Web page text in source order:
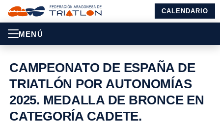
CALENDARIO
MENÚ
CAMPEONATO DE ESPAÑA DE
TRIATLÓN POR AUTONOMÍAS
2025. MEDALLA DE BRONCE EN
CATEGORÍA CADETE.